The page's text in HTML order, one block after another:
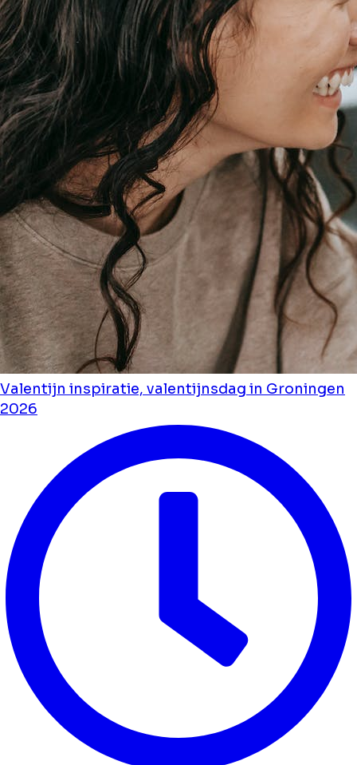
Valentijn inspiratie, valentijnsdag in Groningen
2026